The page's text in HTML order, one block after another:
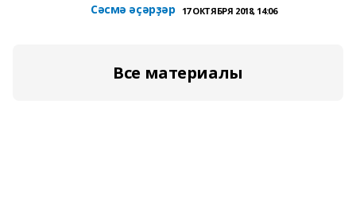
Сәсмә әҫәрҙәр 17 ОКТЯБРЯ 2018, 14:06
Все материалы